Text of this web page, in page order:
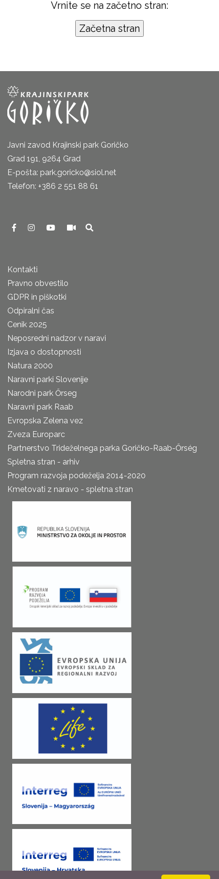
Vrnite se na začetno stran:
Javni zavod Krajinski park Goričko
Grad 191, 9264 Grad
E-pošta: park.goricko@siol.net
Telefon: +386 2 551 88 61
Kontakti
Pravno obvestilo
GDPR in piškotki
Odpiralni čas
Cenik 2025
Neposredni nadzor v naravi
Izjava o dostopnosti
Natura 2000
Naravni parki Slovenije
Narodni park Őrseg
Naravni park Raab
Evropska Zelena vez
Zveza Europarc
Partnerstvo Trideželnega parka Goričko-Raab-Őrség
Spletna stran - arhiv
Program razvoja podeželja 2014-2020
Kmetovati z naravo - spletna stran